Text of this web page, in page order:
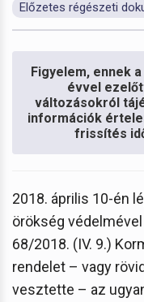
Előzetes régészeti
Figyelem, ennek
évvel
változásokról
információk
frissítés
2018. április 10-én
örökség
68/2018. (IV. 9.)
rendelet – vagy
vesztette – az